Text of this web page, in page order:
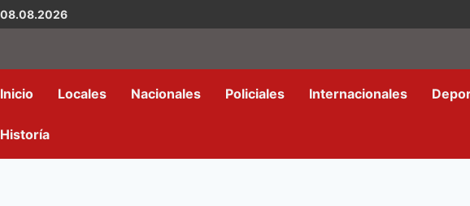
08.08.2026
Inicio Locales Nacionales Policiales Internacionales
Historía